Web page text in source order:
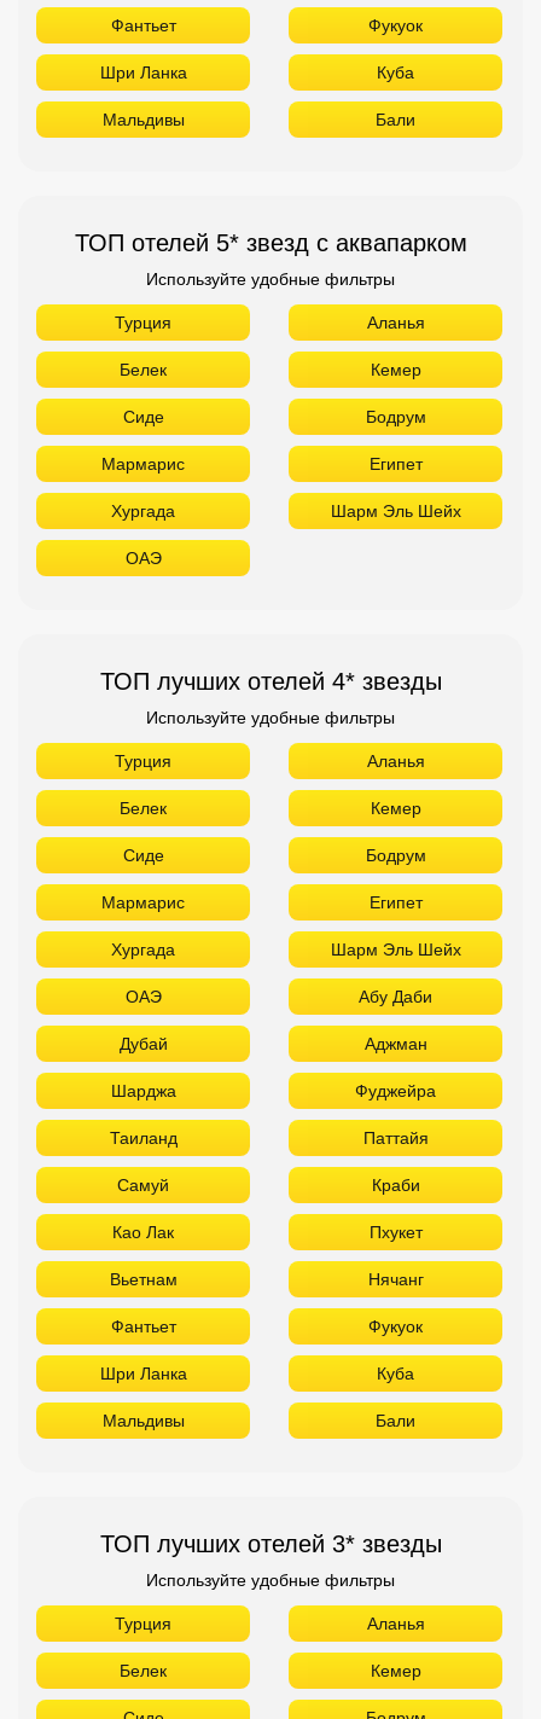
Фантьет Фукуок
Шри Ланка Куба
Мальдивы Бали
ТОП отелей 5* звезд с аквапарком
Используйте удобные фильтры
Турция Аланья
Белек Кемер
Сиде Бодрум
Мармарис Египет
Хургада Шарм Эль Шейх
ОАЭ
ТОП лучших отелей 4* звезды
Используйте удобные фильтры
Турция Аланья
Белек Кемер
Сиде Бодрум
Мармарис Египет
Хургада Шарм Эль Шейх
ОАЭ Абу Даби
Дубай Аджман
Шарджа Фуджейра
Таиланд Паттайя
Самуй Краби
Као Лак Пхукет
Вьетнам Нячанг
Фантьет Фукуок
Шри Ланка Куба
Мальдивы Бали
ТОП лучших отелей 3* звезды
Используйте удобные фильтры
Турция Аланья
Белек Кемер